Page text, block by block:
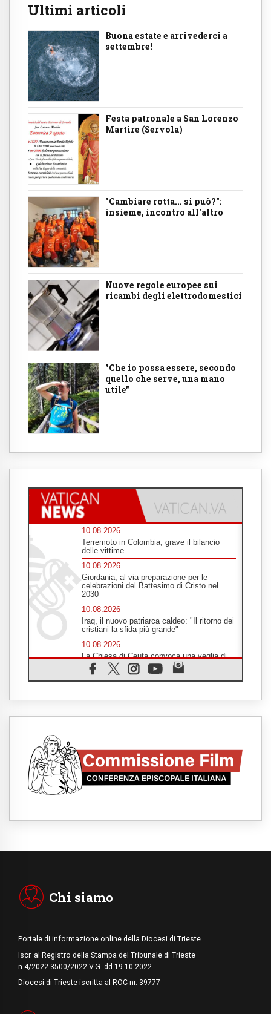
Ultimi articoli
Buona estate e arrivederci a
settembre!
Festa patronale a San Lorenzo
Martire (Servola)
"Cambiare rotta... si può?":
insieme, incontro all'altro
Nuove regole europee sui
ricambi degli elettrodomestici
"Che io possa essere, secondo
quello che serve, una mano
utile"
10.08.2026
Terremoto in Colombia, grave il bilancio
delle vittime
10.08.2026
Giordania, al via preparazione per le
celebrazioni del Battesimo di Cristo nel
2030
10.08.2026
Iraq, il nuovo patriarca caldeo: "Il ritorno dei
cristiani la sfida più grande"
10.08.2026
La Chiesa di Ceuta convoca una veglia di
preghiera per la pace
10.08.2026
prospettiva sociologica
10.08.2026
10.08.2026
Cisgiordania, i cristiani di Taybeh:
abbandonati davanti alla violenza dei coloni
10.08.2026
10.08.2026
Chi siamo
Portale di informazione online della Diocesi di Trieste
Iscr. al Registro della Stampa del Tribunale di Trieste
n.4/2022-3500/2022 V.G. dd.19.10.2022
Diocesi di Trieste iscritta al ROC nr. 39777